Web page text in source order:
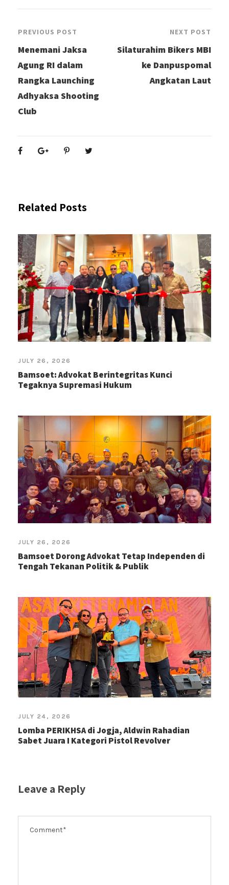
PREVIOUS POST
Menemani Jaksa
Agung RI dalam
Rangka Launching
Adhyaksa Shooting
Club
NEXT POST
Silaturahim Bikers MBI
ke Danpuspomal
Angkatan Laut
Related Posts
JULY 26, 2026
Bamsoet: Advokat Berintegritas Kunci
Tegaknya Supremasi Hukum
JULY 26, 2026
Bamsoet Dorong Advokat Tetap Independen di
Tengah Tekanan Politik & Publik
JULY 24, 2026
Lomba PERIKHSA di Jogja, Aldwin Rahadian
Sabet Juara I Kategori Pistol Revolver
Leave a Reply